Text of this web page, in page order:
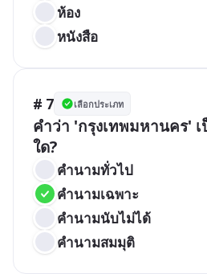
ห้อง
หนังสือ
# 7 เลือกประเภท
คำว่า 'กรุงเทพมหานคร'
ใด?
คำนามทั่วไป
คำนามเฉพาะ
คำนามนับไม่ได้
คำนามสมมุติ